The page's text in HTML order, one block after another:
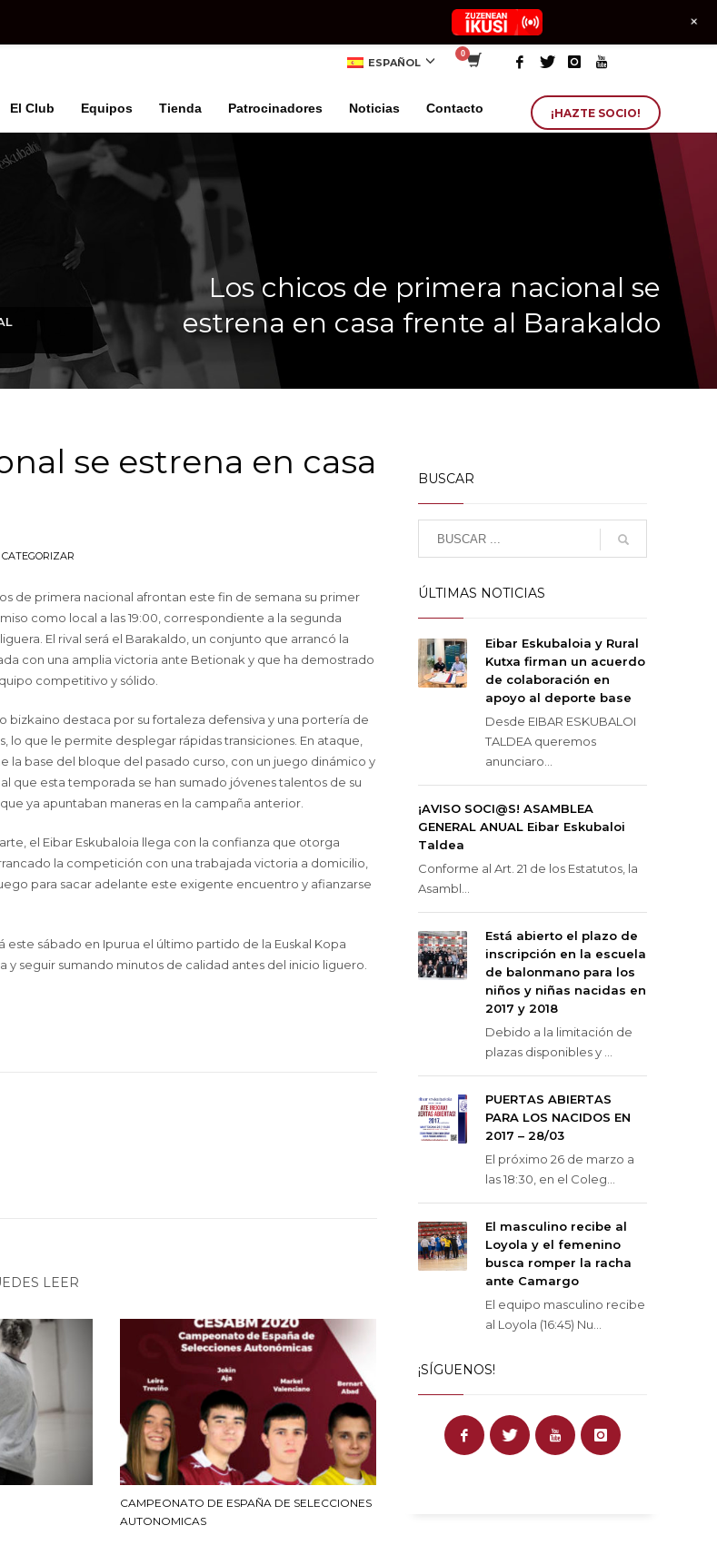
ESPAÑOL
El Club Equipos Tienda Patrocinadores Noticias Contacto ¡HAZTE SOCIO!
Los chicos de primera nacional se
estrena en casa frente al Barakaldo
se estrena en casa
de primera nacional afrontan este fin de semana su primer
como local a las 19:00, correspondiente a la segunda
El rival será el Barakaldo, un conjunto que arrancó la
con una amplia victoria ante Betionak y que ha demostrado
competitivo y sólido.
bizkaino destaca por su fortaleza defensiva y una portería de
lo que le permite desplegar rápidas transiciones. En ataque,
la base del bloque del pasado curso, con un juego dinámico y
que esta temporada se han sumado jóvenes talentos de su
ya apuntaban maneras en la campaña anterior.
el Eibar Eskubaloia llega con la confianza que otorga
la competición con una trabajada victoria a domicilio,
para sacar adelante este exigente encuentro y afianzarse
sábado en Ipurua el último partido de la Euskal Kopa
seguir sumando minutos de calidad antes del inicio liguero.
LEER
CAMPEONATO DE ESPAÑA DE SELECCIONES
AUTONOMICAS
BUSCAR
ÚLTIMAS NOTICIAS
Eibar Eskubaloia y Rural
Kutxa firman un acuerdo
de colaboración en
apoyo al deporte base
Desde EIBAR ESKUBALOI
TALDEA queremos
anunciaro...
¡AVISO SOCI@S! ASAMBLEA
GENERAL ANUAL Eibar Eskubaloi
Taldea
Conforme al Art. 21 de los Estatutos, la
Asambl...
Está abierto el plazo de
inscripción en la escuela
de balonmano para los
niños y niñas nacidas en
2017 y 2018
Debido a la limitación de
plazas disponibles y ...
PUERTAS ABIERTAS
PARA LOS NACIDOS EN
2017 – 28/03
El próximo 26 de marzo a
las 18:30, en el Coleg...
El masculino recibe al
Loyola y el femenino
busca romper la racha
ante Camargo
El equipo masculino recibe
al Loyola (16:45) Nu...
¡SÍGUENOS!
+